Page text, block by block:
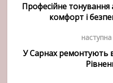
Професійне тонування
комфорт і
У Сарнах ремонтують